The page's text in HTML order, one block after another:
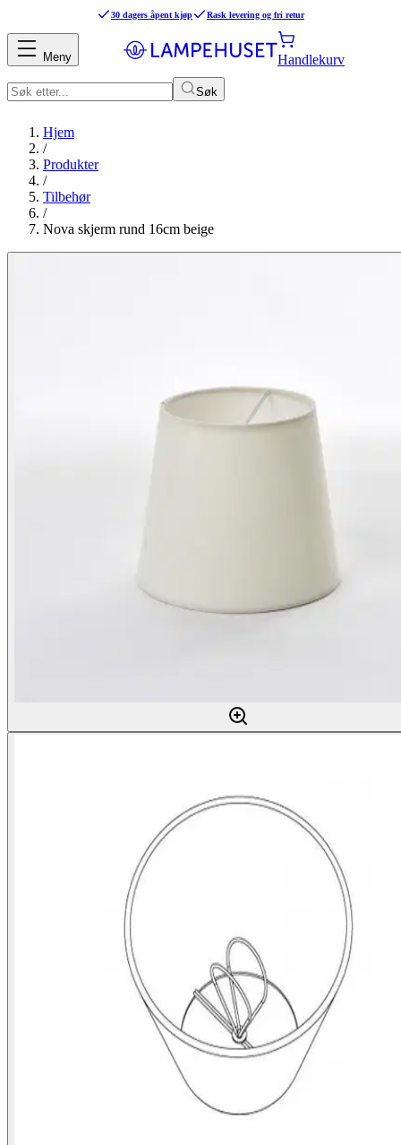
30 dagers åpent kjøp Rask levering og fri retur
Søk
Handlekurv
Meny
Hjem
/
Produkter
/
Tilbehør
/
Nova skjerm rund 16cm beige